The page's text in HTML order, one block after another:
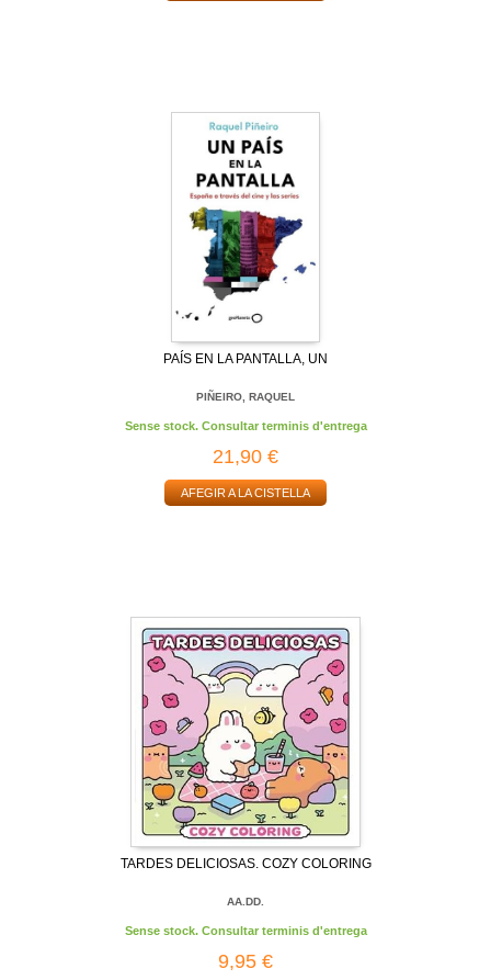
PAÍS EN LA PANTALLA, UN
PIÑEIRO, RAQUEL
Sense stock. Consultar terminis d'entrega
21,90 €
AFEGIR A LA CISTELLA
TARDES DELICIOSAS. COZY COLORING
AA.DD.
Sense stock. Consultar terminis d'entrega
9,95 €